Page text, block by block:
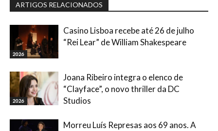
ARTIGOS RELACIONADOS
2026
Casino Lisboa recebe até 26 de julho
“Rei Lear” de William Shakespeare
2026
Joana Ribeiro integra o elenco de
“Clayface”, o novo thriller da DC
Studios
Morreu Luís Represas aos 69 anos. A